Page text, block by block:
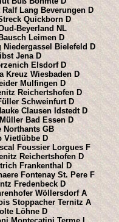
Lang Beverungen D
Quickborn D
Beyerland NL
Leimen D
Bielefeld D
Jena D
Elsdorf D
Kreuz Wiesbaden D
Mulfingen D
Reichertshofen D
Schweinfurt D
Clausen Idstedt D
Bad Essen D
Northants GB
Vietlübbe D
Foussier Lorgues F
Reichertshofen D
Frankenthal D
Fontenay St. Pere F
Fredenbeck D
Wöllersdorf A
Stoppacher Ternitz A
Löhne D